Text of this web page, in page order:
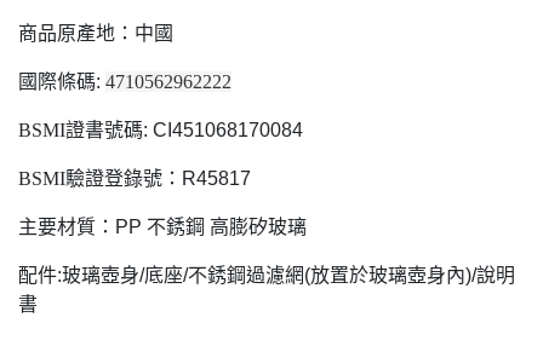
商品原產地：中國
國際條碼: 4710562962222
BSMI證書號碼: CI451068170084
BSMI驗證登錄號：R45817
主要材質：PP 不銹鋼 高膨矽玻璃
配件:玻璃壺身/底座/不銹鋼過濾網(放置於玻璃壺身內)/說明
書